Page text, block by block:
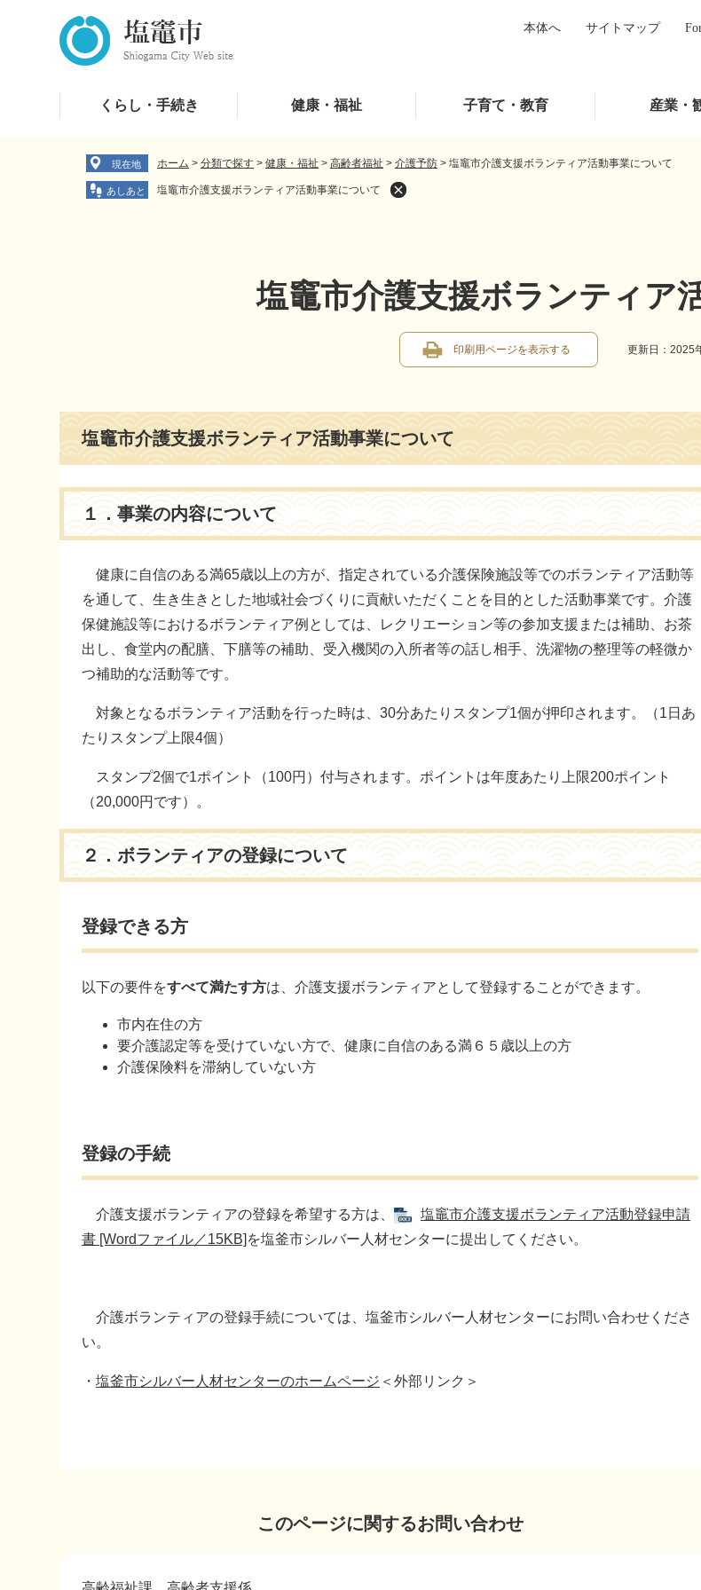
本体へ サイトマップ
くらし・手続き 健康・福祉 子育て・教育 産業・
現在地 ホーム > 分類で探す > 健康・福祉 > 高齢者福祉 > 介護予防 > 塩竈市介護支援ボランティア活動事業について
塩竈市介護支援ボランティア活動事業について
塩竈市介護支援ボランティア
印刷用ページを表示する 更新日：2025
本
文 塩竈市介護支援ボランティア活動事業について
１．事業の内容について
健康に自信のある満65歳以上の方が、指定されている介護保険施設等でのボランティア活動等
を通して、生き生きとした地域社会づくりに貢献いただくことを目的とした活動事業です。介護
保健施設等におけるボランティア例としては、レクリエーション等の参加支援または補助、お茶
出し、食堂内の配膳、下膳等の補助、受入機関の入所者等の話し相手、洗濯物の整理等の軽微か
つ補助的な活動等です。
対象となるボランティア活動を行った時は、30分あたりスタンプ1個が押印されます。（1日あ
たりスタンプ上限4個）
スタンプ2個で1ポイント（100円）付与されます。ポイントは年度あたり上限200ポイント
（20,000円です）。
２．ボランティアの登録について
登録できる方
以下の要件をすべて満たす方は、介護支援ボランティアとして登録することができます。
市内在住の方
要介護認定等を受けていない方で、健康に自信のある満６５歳以上の方
介護保険料を滞納していない方
登録の手続
介護支援ボランティアの登録を希望する方は、
塩竈市介護支援ボランティア活動登録申請
書 [Wordファイル／15KB] を塩釜市シルバー人材センターに提出してください。
介護ボランティアの登録手続については、塩釜市シルバー人材センターにお問い合わせくださ
い。
・ 塩釜市シルバー人材センターのホームページ ＜外部リンク＞
このページに関するお問い合わせ